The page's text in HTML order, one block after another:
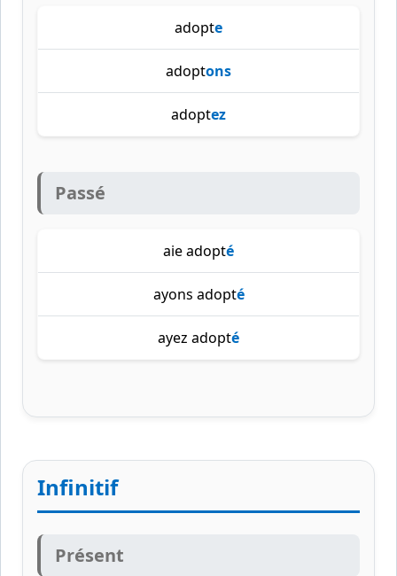
adopte
adoptons
adoptez
Passé
aie adopté
ayons adopté
ayez adopté
Infinitif
Présent